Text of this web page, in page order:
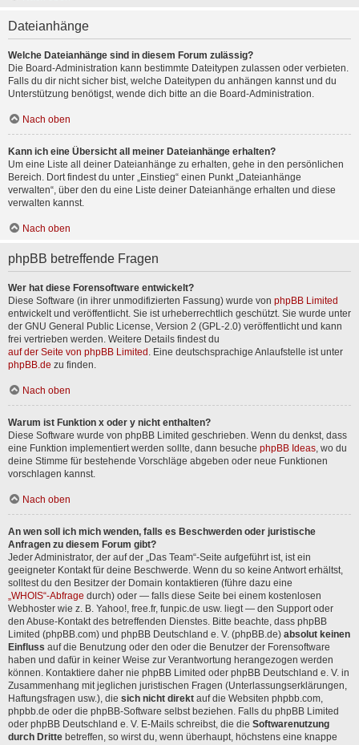
Dateianhänge
Welche Dateianhänge sind in diesem Forum zulässig?
Die Board-Administration kann bestimmte Dateitypen zulassen oder verbieten.
Falls du dir nicht sicher bist, welche Dateitypen du anhängen kannst und du
Unterstützung benötigst, wende dich bitte an die Board-Administration.
Nach oben
Kann ich eine Übersicht all meiner Dateianhänge erhalten?
Um eine Liste all deiner Dateianhänge zu erhalten, gehe in den persönlichen
Bereich. Dort findest du unter „Einstieg“ einen Punkt „Dateianhänge
verwalten“, über den du eine Liste deiner Dateianhänge erhalten und diese
verwalten kannst.
Nach oben
phpBB betreffende Fragen
Wer hat diese Forensoftware entwickelt?
Diese Software (in ihrer unmodifizierten Fassung) wurde von phpBB Limited
entwickelt und veröffentlicht. Sie ist urheberrechtlich geschützt. Sie wurde unter
der GNU General Public License, Version 2 (GPL-2.0) veröffentlicht und kann
frei vertrieben werden. Weitere Details findest du
auf der Seite von phpBB Limited . Eine deutschsprachige Anlaufstelle ist unter
phpBB.de zu finden.
Nach oben
Warum ist Funktion x oder y nicht enthalten?
Diese Software wurde von phpBB Limited geschrieben. Wenn du denkst, dass
eine Funktion implementiert werden sollte, dann besuche phpBB Ideas, wo du
deine Stimme für bestehende Vorschläge abgeben oder neue Funktionen
vorschlagen kannst.
Nach oben
An wen soll ich mich wenden, falls es Beschwerden oder juristische
Anfragen zu diesem Forum gibt?
Jeder Administrator, der auf der „Das Team“-Seite aufgeführt ist, ist ein
geeigneter Kontakt für deine Beschwerde. Wenn du so keine Antwort erhältst,
solltest du den Besitzer der Domain kontaktieren (führe dazu eine
„WHOIS“-Abfrage durch) oder — falls diese Seite bei einem kostenlosen
Webhoster wie z. B. Yahoo!, free.fr, funpic.de usw. liegt — den Support oder
den Abuse-Kontakt des betreffenden Dienstes. Bitte beachte, dass phpBB
Limited (phpBB.com) und phpBB Deutschland e. V. (phpBB.de) absolut keinen
Einfluss auf die Benutzung oder den oder die Benutzer der Forensoftware
haben und dafür in keiner Weise zur Verantwortung herangezogen werden
können. Kontaktiere daher nie phpBB Limited oder phpBB Deutschland e. V. in
Zusammenhang mit jeglichen juristischen Fragen (Unterlassungserklärungen,
Haftungsfragen usw.), die sich nicht direkt auf die Websiten phpbb.com,
phpbb.de oder die phpBB-Software selbst beziehen. Falls du phpBB Limited
oder phpBB Deutschland e. V. E-Mails schreibst, die die Softwarenutzung
durch Dritte betreffen, so wirst du, wenn überhaupt, höchstens eine knappe